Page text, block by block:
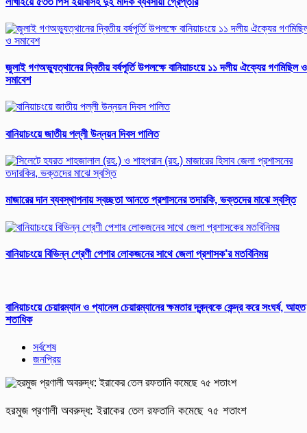
জুলাই গণঅভ্যুত্থানের দ্বিতীয় বর্ষপূর্তি উপলক্ষে বানিয়াচংয়ে ১১ দলীয় ঐক্যের গণমিছিল ও
সমাবেশ
বানিয়াচংয়ে জাতীয় পল্লী উন্নয়ন দিবস পালিত
মাজারের দান ব্যবস্থাপনায় স্বচ্ছতা আনতে প্রশাসনের তদারকি, ভক্তদের মাঝে স্বস্তি
বানিয়াচংয়ে বিভিন্ন শ্রেণী পেশার লোকজনের সাথে জেলা প্রশাসক’র মতবিনিময়
বানিয়াচংয়ে চেয়ারম্যান ও প্যানেল চেয়ারম্যানের ক্ষমতার দ্বন্দ্বকে কেন্দ্র করে সংঘর্ষ, আহত
শতাধিক
সর্বশেষ
জনপ্রিয়
হরমুজ প্রণালী অবরুদ্ধ: ইরাকের তেল রফতানি কমেছে ৭৫ শতাংশ